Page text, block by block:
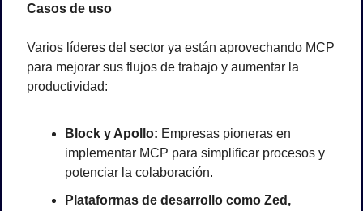
Casos de uso
Varios líderes del sector ya están aprovechando MCP
para mejorar sus flujos de trabajo y aumentar la
productividad:
Block y Apollo: Empresas pioneras en
implementar MCP para simplificar procesos y
potenciar la colaboración.
Plataformas de desarrollo como Zed,